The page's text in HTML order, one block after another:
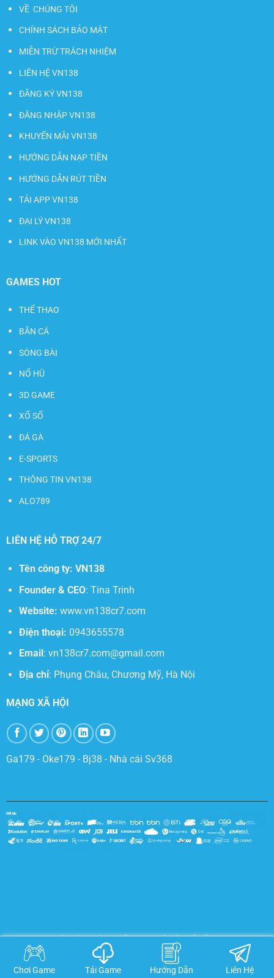
VỀ CHÚNG TÔI
CHÍNH SÁCH BẢO MẬT
MIỄN TRỪ TRÁCH NHIỆM
LIÊN HỆ VN138
ĐĂNG KÝ VN138
ĐĂNG NHẬP VN138
KHUYẾN MÃI VN138
HƯỚNG DẪN NẠP TIỀN
HƯỚNG DẪN RÚT TIỀN
TẢI APP VN138
ĐẠI LÝ VN138
LINK VÀO VN138 MỚI NHẤT
GAMES HOT
THỂ THAO
BẮN CÁ
SÒNG BÀI
NỔ HŨ
3D GAME
XỔ SỐ
ĐÁ GÀ
E-SPORTS
THÔNG TIN VN138
ALO789
LIÊN HỆ HỖ TRỢ 24/7
Tên công ty: VN138
Founder & CEO: Tina Trinh
Website: www.vn138cr7.com
Điện thoại: 0943655578
Email : vn138cr7.com@gmail.com
Địa chỉ: Phụng Châu, Chương Mỹ, Hà Nội
MẠNG XÃ HỘI
Ga179 - Oke179 - Bj38 - Nhà cái Sv368
NỔ HŨ KHUYẾN MÃI ĐẠI LÝ
Copyright 2026 ©VN138CR7.COM. All Rights Reserved.
Chơi Game Tải Game Hướng Dẫn Liên Hệ